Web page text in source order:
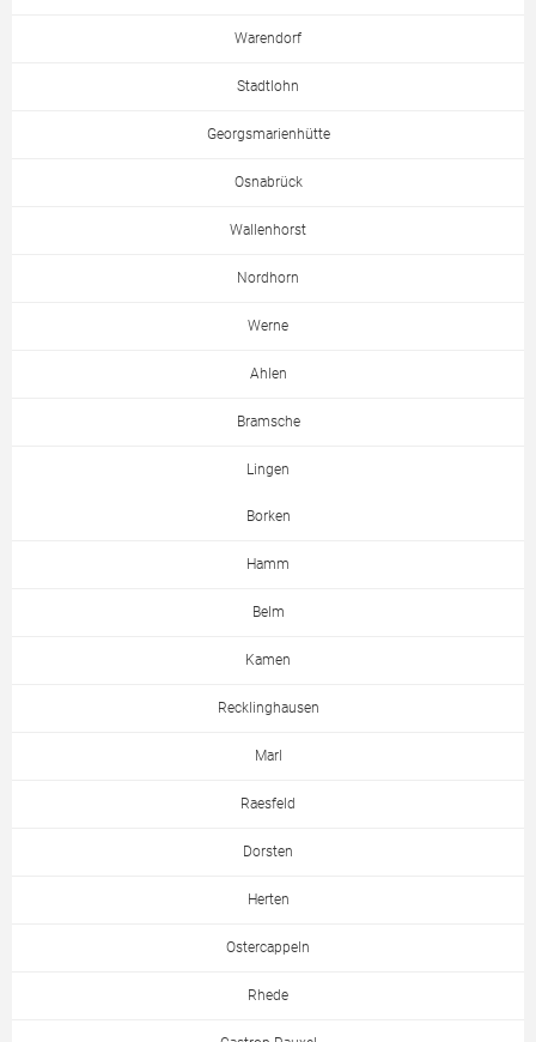
Warendorf
Stadtlohn
Georgsmarienhütte
Osnabrück
Wallenhorst
Nordhorn
Werne
Ahlen
Bramsche
Lingen
Borken
Hamm
Belm
Kamen
Recklinghausen
Marl
Raesfeld
Dorsten
Herten
Ostercappeln
Rhede